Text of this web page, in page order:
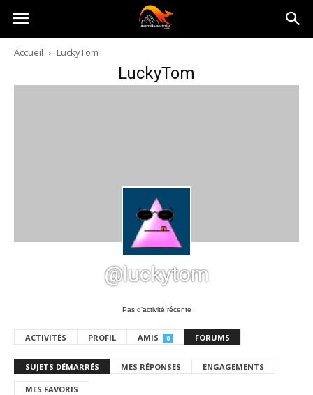
Australia-
australie.com
Accueil LuckyTom
LuckyTom
@luckytom
Pas d’activité récente
ACTIVITÉS PROFIL AMIS 0 FORUMS
SUJETS DÉMARRÉS MES RÉPONSES ENGAGEMENTS
MES FAVORIS